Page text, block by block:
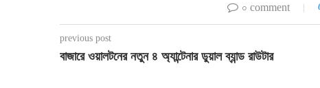
০ comment
previous post
বাজারে ওয়ালটনের নতুন ৪ অ্যান্টেনার ডুয়াল ব্যান্ড রাউটার